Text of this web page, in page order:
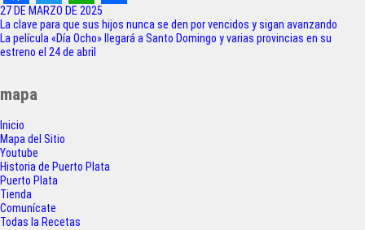
F
a
e
b
o
o
k
T
w
t
e
r
W
h
p
S
h
27 DE MARZO DE 2025
Navegación
de
La clave para que sus hijos nunca se den por vencidos y sigan avanzando
La película «Día Ocho» llegará a Santo Domingo y varias provincias en su
estreno el 24 de abril
mapa
Inicio
Mapa del Sitio
Youtube
Historia de Puerto Plata
Puerto Plata
Tienda
Comunícate
Todas la Recetas